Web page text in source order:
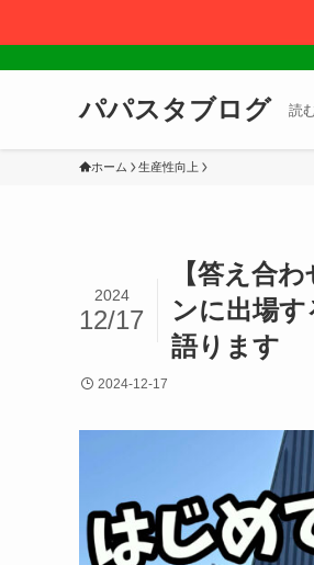
パパスタブログ 読
ホーム 生産性向上
【答え合
ンに出場
語ります
2024
12/17
2024-12-17